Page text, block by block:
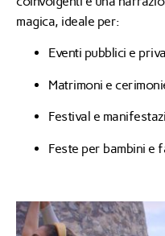
magica, ideale per:
Eventi pubblici e
Matrimoni e
Festival e
Feste per bambini e